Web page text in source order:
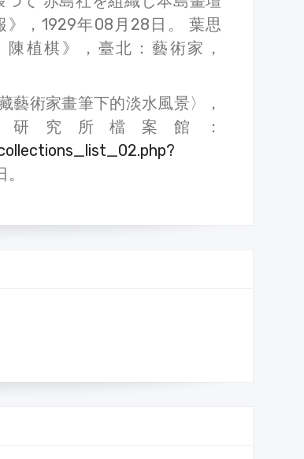
，1929年08月28日。 葉思
植棋》，臺北：藝術家，
藝術家畫筆下的淡水風景〉，
究所檔案館：